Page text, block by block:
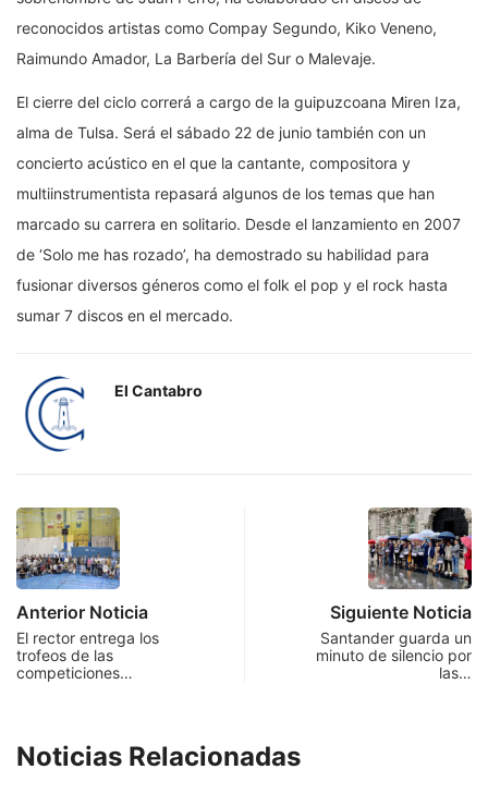
reconocidos artistas como Compay Segundo, Kiko Veneno,
Raimundo Amador, La Barbería del Sur o Malevaje.
El cierre del ciclo correrá a cargo de la guipuzcoana Miren Iza,
alma de Tulsa. Será el sábado 22 de junio también con un
concierto acústico en el que la cantante, compositora y
multiinstrumentista repasará algunos de los temas que han
marcado su carrera en solitario. Desde el lanzamiento en 2007
de ‘Solo me has rozado’, ha demostrado su habilidad para
fusionar diversos géneros como el folk el pop y el rock hasta
sumar 7 discos en el mercado.
El Cantabro
Anterior Noticia
El rector entrega los
trofeos de las
competiciones…
Siguiente Noticia
Santander guarda un
minuto de silencio por
las…
Noticias Relacionadas